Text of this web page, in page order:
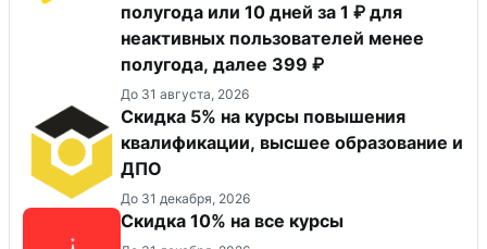
полугода или 10 дней за 1 ₽ для
неактивных пользователей менее
полугода, далее 399 ₽
До 31 августа, 2026
Скидка 5% на курсы повышения
квалификации, высшее образование и
ДПО
До 31 декабря, 2026
Скидка 10% на все курсы